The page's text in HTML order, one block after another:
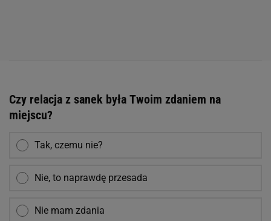
Czy relacja z sanek była Twoim zdaniem na
miejscu?
Tak, czemu nie?
Nie, to naprawdę przesada
Nie mam zdania